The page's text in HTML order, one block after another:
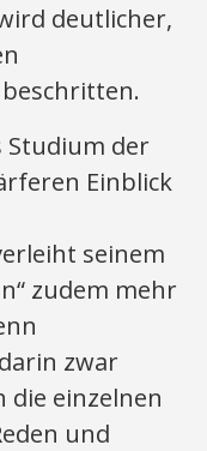
deutlicher,
Studium der
Einblick
seinem
zudem mehr
zwar
die einzelnen
und